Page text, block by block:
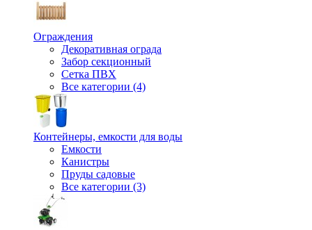
Ограждения
Декоративная ограда
Забор секционный
Сетка ПВХ
Все категории (4)
Контейнеры, емкости для воды
Емкости
Канистры
Пруды садовые
Все категории (3)